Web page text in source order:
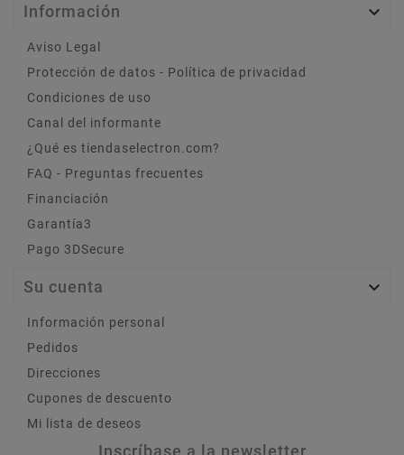
Información 
Aviso Legal
Protección de datos - Política de privacidad
Condiciones de uso
Canal del informante
¿Qué es tiendaselectron.com?
FAQ - Preguntas frecuentes
Financiación
Garantía3
Pago 3DSecure
Su cuenta 
Información personal
Pedidos
Direcciones
Cupones de descuento
Mi lista de deseos
Inscríbase a la newsletter